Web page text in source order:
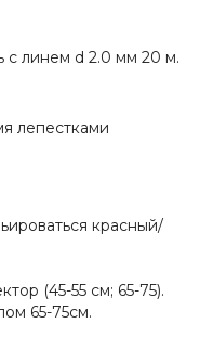
с линем d 2.0 мм 20 м.
лепестками
красный/
(45-55 см; 65-75).
65-75см.